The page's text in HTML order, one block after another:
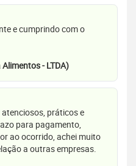
e cumprindo com o
- LTDA)
práticos e
para pagamento,
ao ocorrido, achei muito
a outras empresas.